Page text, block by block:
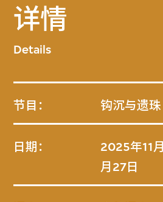
详情
Details
节目： 钩沉与遗珠
日期：
2025年11
月27日